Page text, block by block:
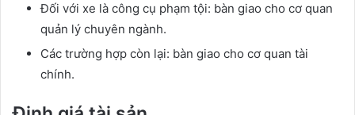
Đối với xe là công cụ phạm tội: bàn giao cho cơ quan
quản lý chuyên ngành.
Các trường hợp còn lại: bàn giao cho cơ quan tài
chính.